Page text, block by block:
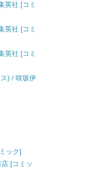
英社 [コミ
英社 [コミ
英社 [コミ
) / 咲坂伊
ック]
[コミッ